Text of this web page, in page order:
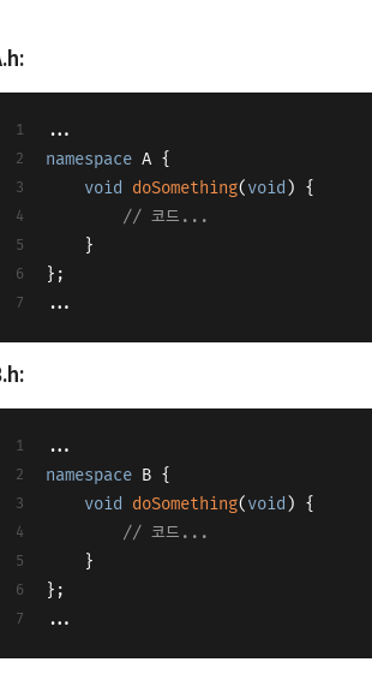
...
namespace A {
void
doSomething(void ) {
// 코드...
	}
};
...
...
namespace B {
void
doSomething(void ) {
// 코드...
	}
};
...